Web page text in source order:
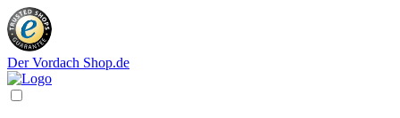
Der Vordach Shop.de